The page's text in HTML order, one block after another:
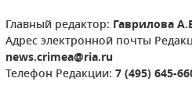
Главный редактор: Гаврилова
Адрес электронной почты
news.crimea@ria.ru
Телефон Редакции: 7 (495) 645-